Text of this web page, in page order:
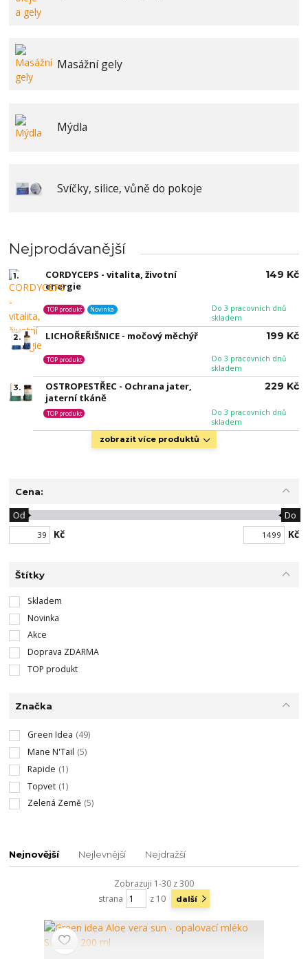
Masážní gely
Mýdla
Svíčky, silice, vůně do pokoje
Nejprodávanější
1.
CORDYCEPS - vitalita, životní
energie
Do 3 pracovních dnů
skladem
TOP produkt Novinka
149 Kč
2. LICHOŘEŘIŠNICE - močový měchýř
Do 3 pracovních dnů
skladem
TOP produkt
199 Kč
3.
OSTROPESTŘEC - Ochrana jater,
jaterní tkáně
Do 3 pracovních dnů
skladem
TOP produkt
229 Kč
zobrazit více produktů
Cena:
Kč
Od Do
Kč
Štítky
Skladem
Novinka
Akce
Doprava ZDARMA
TOP produkt
Značka
Green Idea (49)
Mane N'Tail (5)
Rapide (1)
Topvet (1)
Zelená Země (5)
Nejnovější Nejlevnější Nejdražší
Zobrazuji 1-30 z 300
strana
z 10 další